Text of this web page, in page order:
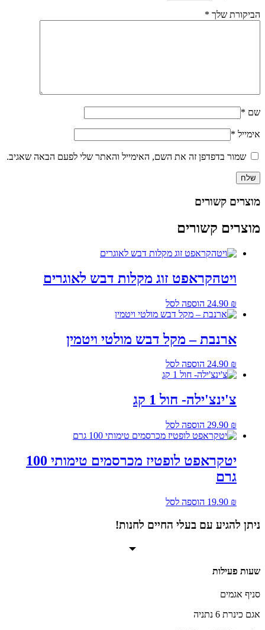
הביקורת שלך *
שם *
אימייל *
שמור בדפדפן זה את השם, האימייל והאתר שלי לפעם הבאה שאגיב.
מוצרים קשורים
מוצרים קשורים
ויטהקראפט זוג מקלות דבש לאוגרים
24.90 ₪ הוספה לסל
ארנבת – מקל דבש מולטי ויטמין
24.90 ₪ הוספה לסל
צ'ינצ'ילה- חול 1 קג
29.90 ₪ הוספה לסל
יטקראפט לופטיז מכרסמים טימותי 100
גרם
19.90 ₪ הוספה לסל
ניתן להגיע עם בעלי החיים לחנות!
שעות פעילות
סניף אגמים
אגם כינרת 6 נתניה